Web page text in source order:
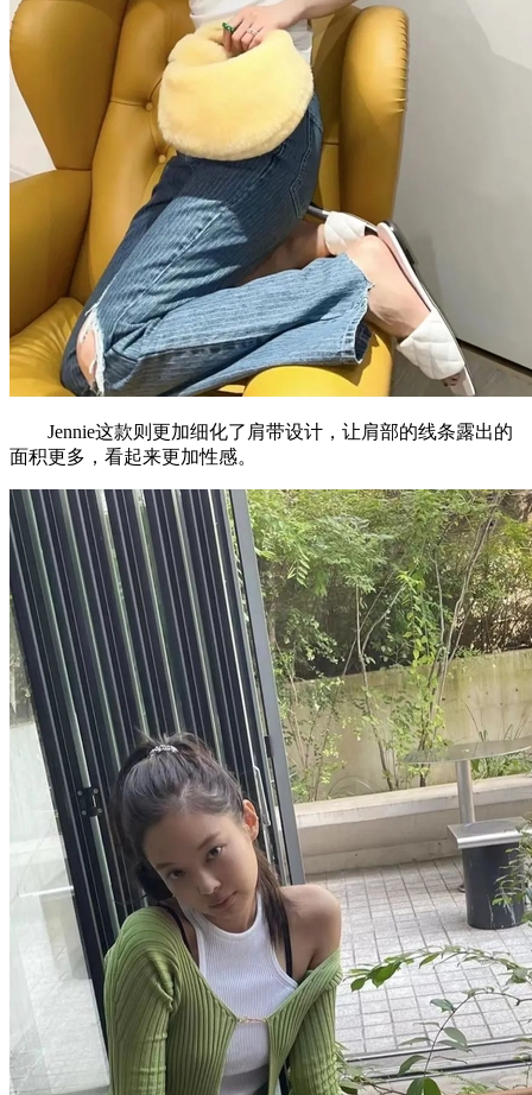
Jennie这款则更加细化了肩带设计，让肩部的线条露出的
面积更多，看起来更加性感。